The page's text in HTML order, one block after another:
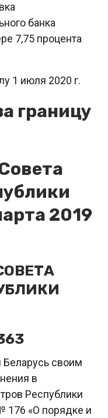
банка
7,75 процента
1 июля 2020 г.
границу
2019
своим
в
Республики
176 «О порядке и